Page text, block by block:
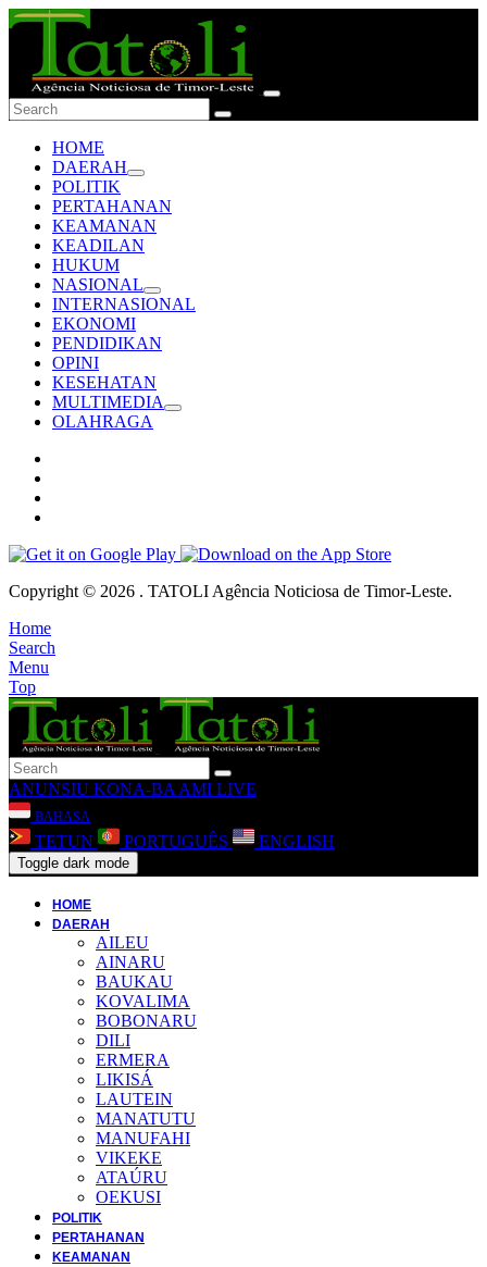
HOME
DAERAH
POLITIK
PERTAHANAN
KEAMANAN
KEADILAN
HUKUM
NASIONAL
INTERNASIONAL
EKONOMI
PENDIDIKAN
OPINI
KESEHATAN
MULTIMEDIA
OLAHRAGA
Copyright © 2026 . TATOLI Agência Noticiosa de Timor-Leste.
Home
Search
Menu
Top
ANUNSIU KONA-BA AMI LIVE
BAHASA
TETUN PORTUGUÊS ENGLISH
Toggle dark mode
HOME
DAERAH
AILEU
AINARU
BAUKAU
KOVALIMA
BOBONARU
DILI
ERMERA
LIKISÁ
LAUTEIN
MANATUTU
MANUFAHI
VIKEKE
ATAÚRU
OEKUSI
POLITIK
PERTAHANAN
KEAMANAN